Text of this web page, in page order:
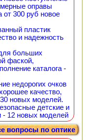
оправы
от 300 руб новое
пластик
и надежность
больших
фаской,
каталога -
недорогих очков
качество,
новых моделей.
детские и
- 12 новых моделей
вопросы по оптике